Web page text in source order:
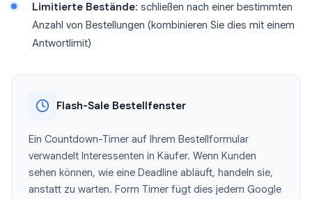
Limitierte Bestände: schließen nach einer bestimmten
Anzahl von Bestellungen (kombinieren Sie dies mit einem
Antwortlimit)
Flash-Sale Bestellfenster
Ein Countdown-Timer auf Ihrem Bestellformular
verwandelt Interessenten in Käufer. Wenn Kunden
sehen können, wie eine Deadline abläuft, handeln sie,
anstatt zu warten. Form Timer fügt dies jedem Google